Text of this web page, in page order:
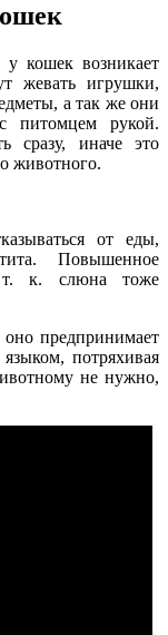
кошек возникает
жевать игрушки,
а так же они
питомцем рукой.
сразу, иначе это
животного.
от еды,
Повышенное
т. к. слюна тоже
предпринимает
потряхивая
не нужно,